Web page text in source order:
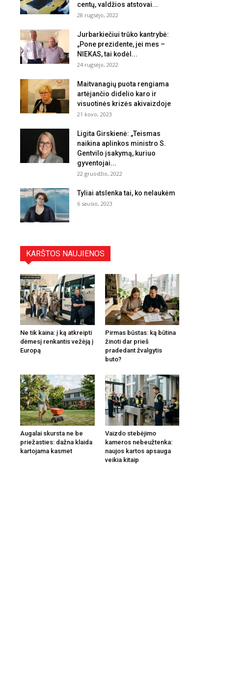
centų, valdžios atstovai...
28 rugsėjo, 2022
Jurbarkiečiui trūko kantrybė:
„Pone prezidente, jei mes –
NIEKAS, tai kodėl...
24 rugsėjo, 2022
Maitvanagių puota rengiama
artėjančio didelio karo ir
visuotinės krizės akivaizdoje
21 kovo, 2023
Ligita Girskienė: „Teismas
naikina aplinkos ministro S.
Gentvilo įsakymą, kuriuo
gyventojai...
22 gruodžio, 2022
Tyliai atslenka tai, ko nelaukėm
6 sausio, 2023
KARŠTOS NAUJIENOS
Ne tik kaina: į ką atkreipti
dėmesį renkantis vežėją į
Europą
Pirmas būstas: ką būtina
žinoti dar prieš
pradedant žvalgytis
buto?
Augalai skursta ne be
priežasties: dažna klaida
kartojama kasmet
Vaizdo stebėjimo
kameros nebeužtenka:
naujos kartos apsauga
veikia kitaip